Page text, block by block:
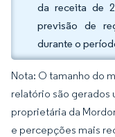
da receita de
previsão de
durante o
Nota: O tamanho do
relatório são gerados
proprietária da
e percepções mais